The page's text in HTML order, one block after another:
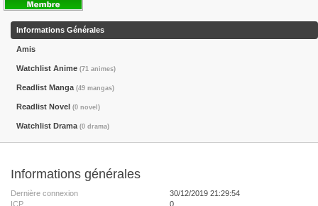
Informations Générales
Amis
Watchlist Anime (71 animes)
Readlist Manga (49 mangas)
Readlist Novel (0 novel)
Watchlist Drama (0 drama)
Informations générales
Dernière connexion
30/12/2019 21:29:54
ICP
0